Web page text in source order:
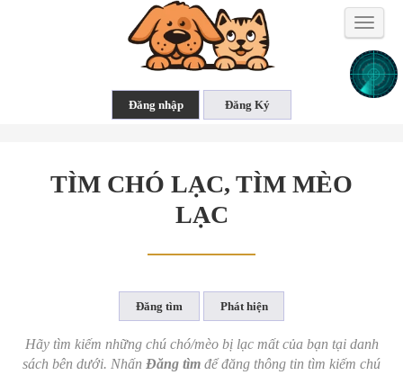
Toggle
TÌM CHÓ LẠC, TÌM MÈO
LẠC
Hãy tìm kiếm những chú chó/mèo bị lạc mất của bạn tại danh
sách bên dưới. Nhấn Đăng tìm để đăng thông tin tìm kiếm chú